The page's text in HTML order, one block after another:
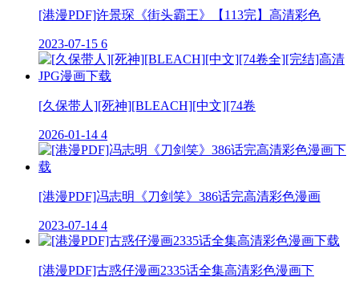
[港漫PDF]许景琛《街头霸王》【113完】高清彩色
2023-07-15 6
[久保带人][死神][BLEACH][中文][74卷
2026-01-14 4
[港漫PDF]冯志明《刀剑笑》386话完高清彩色漫画
2023-07-14 4
[港漫PDF]古惑仔漫画2335话全集高清彩色漫画下